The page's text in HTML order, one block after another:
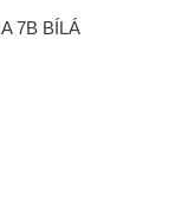
7B BÍLÁ